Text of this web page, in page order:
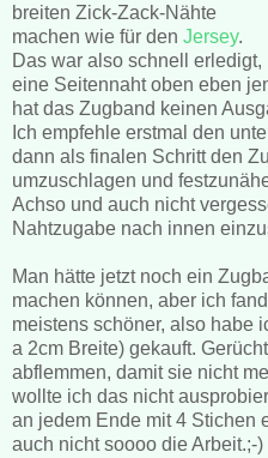
breiten Zick-Zack-Nähte
machen wie für den Jersey.
Das war also schnell
eine Seitennaht oben eben
hat das Zugband keinen
Ich empfehle erstmal den
dann als finalen Schritt den
umzuschlagen und
Achso und auch nicht
Nahtzugabe nach innen
Man hätte jetzt noch ein
machen können, aber ich
meistens schöner, also habe
a 2cm Breite) gekauft.
abflemmen, damit sie nicht
wollte ich das nicht
an jedem Ende mit 4 Stichen
auch nicht soooo die Arbeit.;-)